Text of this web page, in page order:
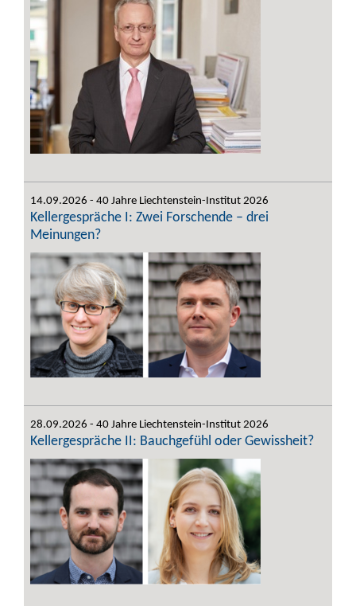
14.09.2026 - 40 Jahre Liechtenstein-Institut 2026
Kellergespräche I: Zwei Forschende – drei
Meinungen?
28.09.2026 - 40 Jahre Liechtenstein-Institut 2026
Kellergespräche II: Bauchgefühl oder Gewissheit?